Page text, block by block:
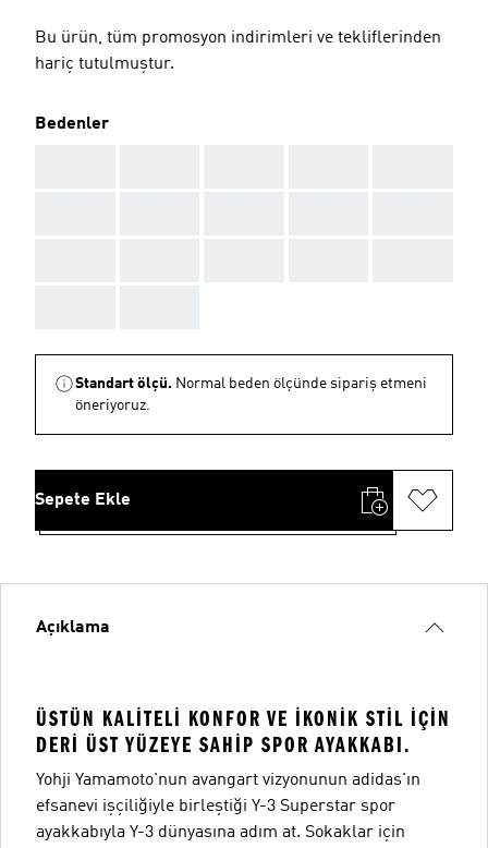
Bu ürün, tüm promosyon indirimleri ve tekliflerinden
hariç tutulmuştur.
Bedenler
Standart ölçü. Normal beden ölçünde sipariş etmeni
öneriyoruz.
Sepete Ekle
Açıklama
ÜSTÜN KALITELI KONFOR VE IKONIK STIL IÇIN
DERI ÜST YÜZEYE SAHIP SPOR AYAKKABI.
Yohji Yamamoto'nun avangart vizyonunun adidas'ın
efsanevi işçiliğiyle birleştiği Y-3 Superstar spor
ayakkabıyla Y-3 dünyasına adım at. Sokaklar için